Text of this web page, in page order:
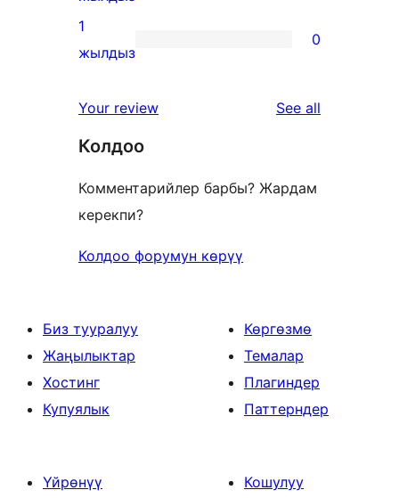
reviews
2-
star
0
star
1
жылдыз
0
Your review See all
Колдоо
Комментарийлер барбы? Жардам
керекпи?
Колдоо форумун көрүү
Биз тууралуу
Жаңылыктар
Хостинг
Купуялык
Көргөзмө
Темалар
Плагиндер
Паттерндер
Үйрөнүү
Кошулуу